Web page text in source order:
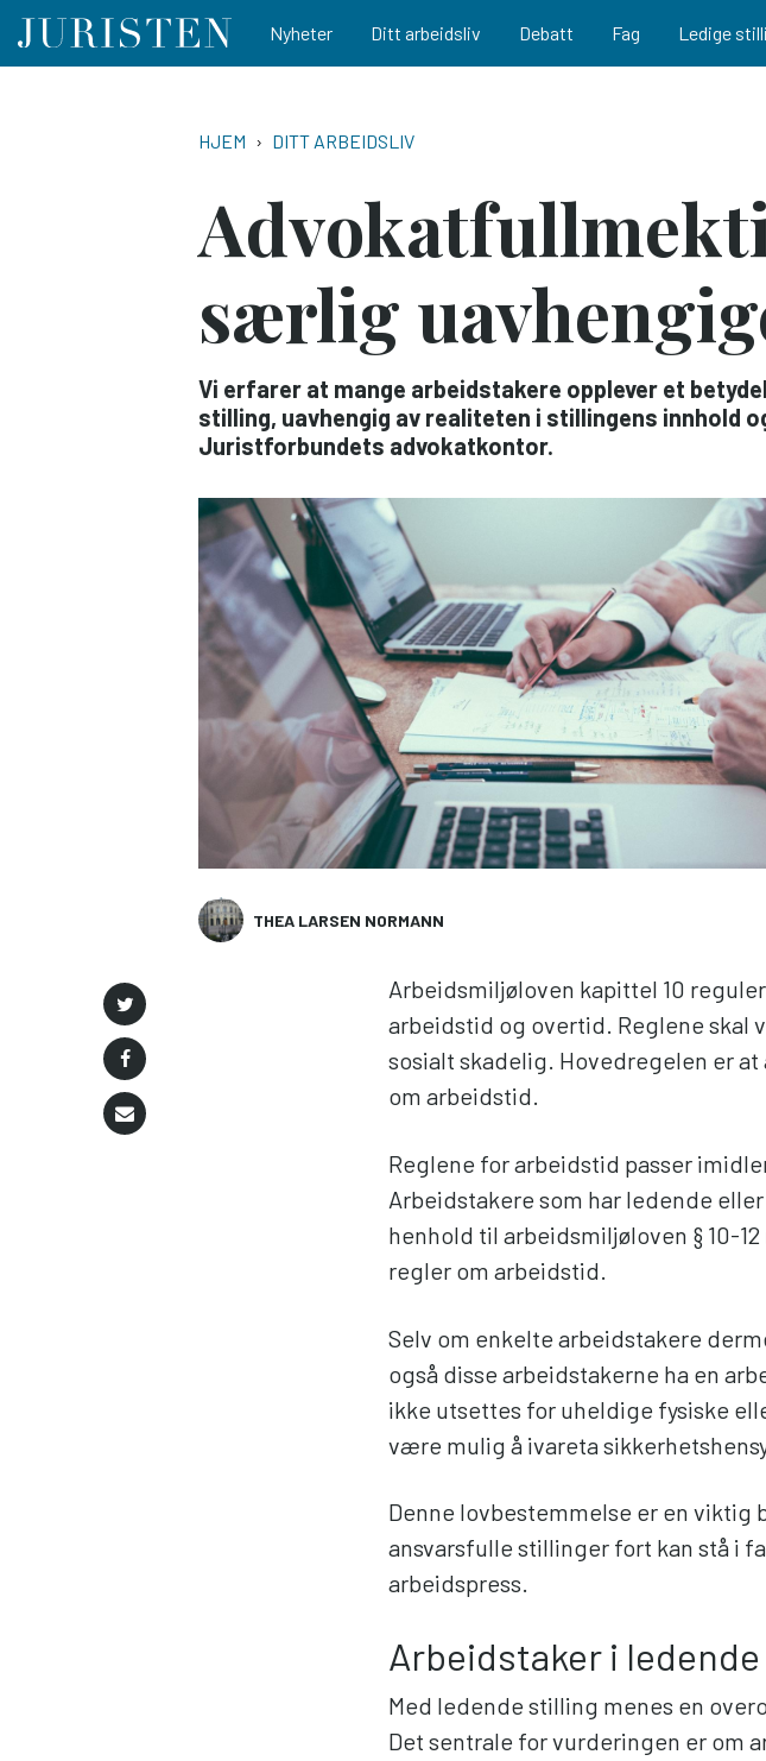
Main navigation
Nyheter Ditt arbeidsliv Debatt Fag Ledige
NAVIGASJONSSTI
HJEM DITT ARBEIDSLIV
særlig
Vi erfarer at mange arbeidstakere opplever et
stilling, uavhengig av realiteten i stillingens innhold
Juristforbundets advokatkontor.
THEA LARSEN NORMANN
Arbeidsmiljøloven kapittel 10
arbeidstid og overtid. Reglene skal
sosialt skadelig. Hovedregelen er
om arbeidstid.
Reglene for arbeidstid passer
Arbeidstakere som har ledende
henhold til arbeidsmiljøloven § 10-
regler om arbeidstid.
Selv om enkelte arbeidstakere
også disse arbeidstakerne ha en
ikke utsettes for uheldige fysiske
være mulig å ivareta
Denne lovbestemmelse er en
ansvarsfulle stillinger fort kan stå i
arbeidspress.
Arbeidstaker i
Med ledende stilling menes en
Det sentrale for vurderingen er om